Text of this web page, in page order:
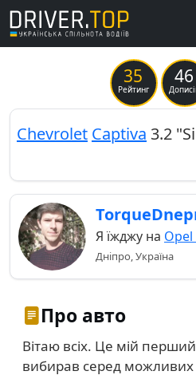
35
Рейтинг
46
Chevrolet Captiva 3.2
Я їжджу на
Дніпро, Україна
Про авто
Вітаю всіх. Це мій
вибирав серед можливих